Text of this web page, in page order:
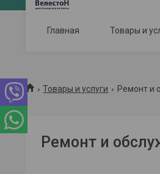
Главная Товары и
Товары и услуги Ремонт и
Ремонт и